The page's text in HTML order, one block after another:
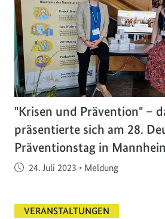
"Krisen und Prävention" –
präsentierte sich am 28.
Präventionstag in
Veröffentlicht am
24. Juli 2023 • Meldung
VERANSTALTUNGEN